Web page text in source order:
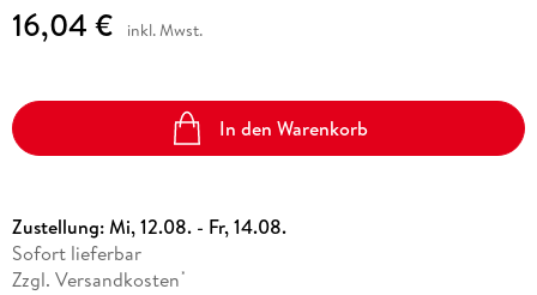
16,04 € inkl. Mwst.
In den Warenkorb
Zustellung:Mi, 12.08. - Fr, 14.08.
Sofort lieferbar
Zzgl. Versandkosten *